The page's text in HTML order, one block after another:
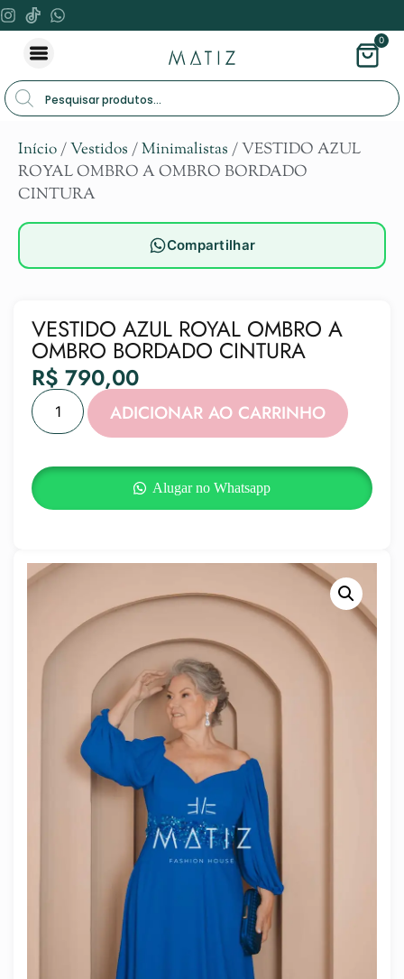
0
Início/Vestidos /Minimalistas / VESTIDO AZUL
ROYAL OMBRO A OMBRO BORDADO
CINTURA
Compartilhar
VESTIDO AZUL ROYAL OMBRO A
OMBRO BORDADO CINTURA
R$ 790,00
ADICIONAR AO CARRINHO
Alugar no Whatsapp